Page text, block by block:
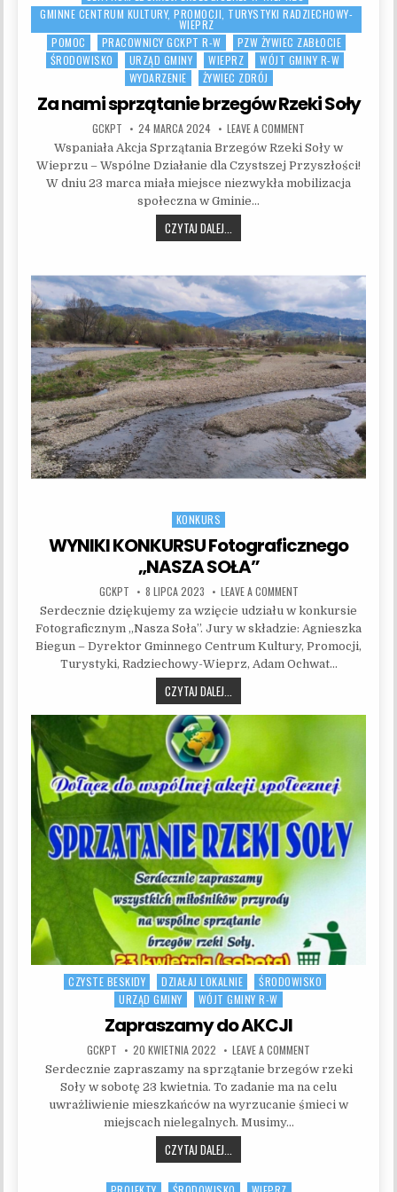
GMINNE CENTRUM KULTURY, PROMOCJI, TURYSTYKI RADZIECHOWY-
WIEPRZ
POMOC
PRACOWNICY GCKPT R-W
PZW ŻYWIEC ZABŁOCIE
ŚRODOWISKO
URZĄD GMINY WIEPRZ
WÓJT GMINY R-W
WYDARZENIE
ŻYWIEC ZDRÓJ
Za nami sprzątanie brzegów Rzeki Soły
AUTHOR:
GCKPT PUBLISHED DATE:
24 MARCA 2024 LEAVE A COMMENT
Wspaniała Akcja Sprzątania Brzegów Rzeki Soły w
Wieprzu – Wspólne Działanie dla Czystszej Przyszłości!
W dniu 23 marca miała miejsce niezwykła mobilizacja
społeczna w Gminie…
CZYTAJ DALEJ...
Posted in
KONKURS
WYNIKI KONKURSU Fotograficznego
„NASZA SOŁA”
AUTHOR:
GCKPT PUBLISHED DATE:
8 LIPCA 2023 LEAVE A COMMENTON WYNIKI KONKURSU
Serdecznie dziękujemy za wzięcie udziału w konkursie
Fotograficznym „Nasza Soła”. Jury w składzie: Agnieszka
Biegun – Dyrektor Gminnego Centrum Kultury, Promocji,
Turystyki, Radziechowy-Wieprz, Adam Ochwat…
CZYTAJ DALEJ...
Posted in
CZYSTE BESKIDY DZIAŁAJ LOKALNIE
ŚRODOWISKO
URZĄD GMINY
WÓJT GMINY R-W
Zapraszamy do AKCJI
AUTHOR:
GCKPT PUBLISHED DATE:
20 KWIETNIA 2022 LEAVE A COMMENT
Serdecznie zapraszamy na sprzątanie brzegów rzeki
Soły w sobotę 23 kwietnia. To zadanie ma na celu
uwrażliwienie mieszkańców na wyrzucanie śmieci w
miejscach nielegalnych. Musimy…
CZYTAJ DALEJ...